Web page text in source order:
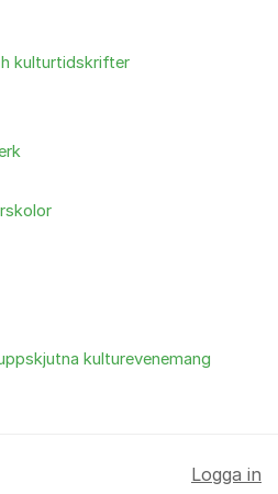
kulturtidskrifter
kulturevenemang
Logga in